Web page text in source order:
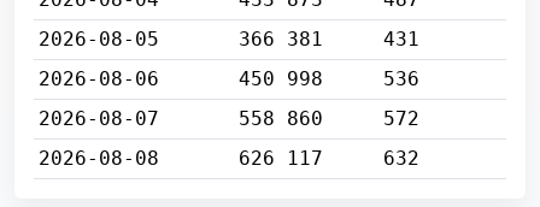
2026-08-05
366 381
431
2026-08-06
450 998
536
2026-08-07
558 860
572
2026-08-08
626 117 632